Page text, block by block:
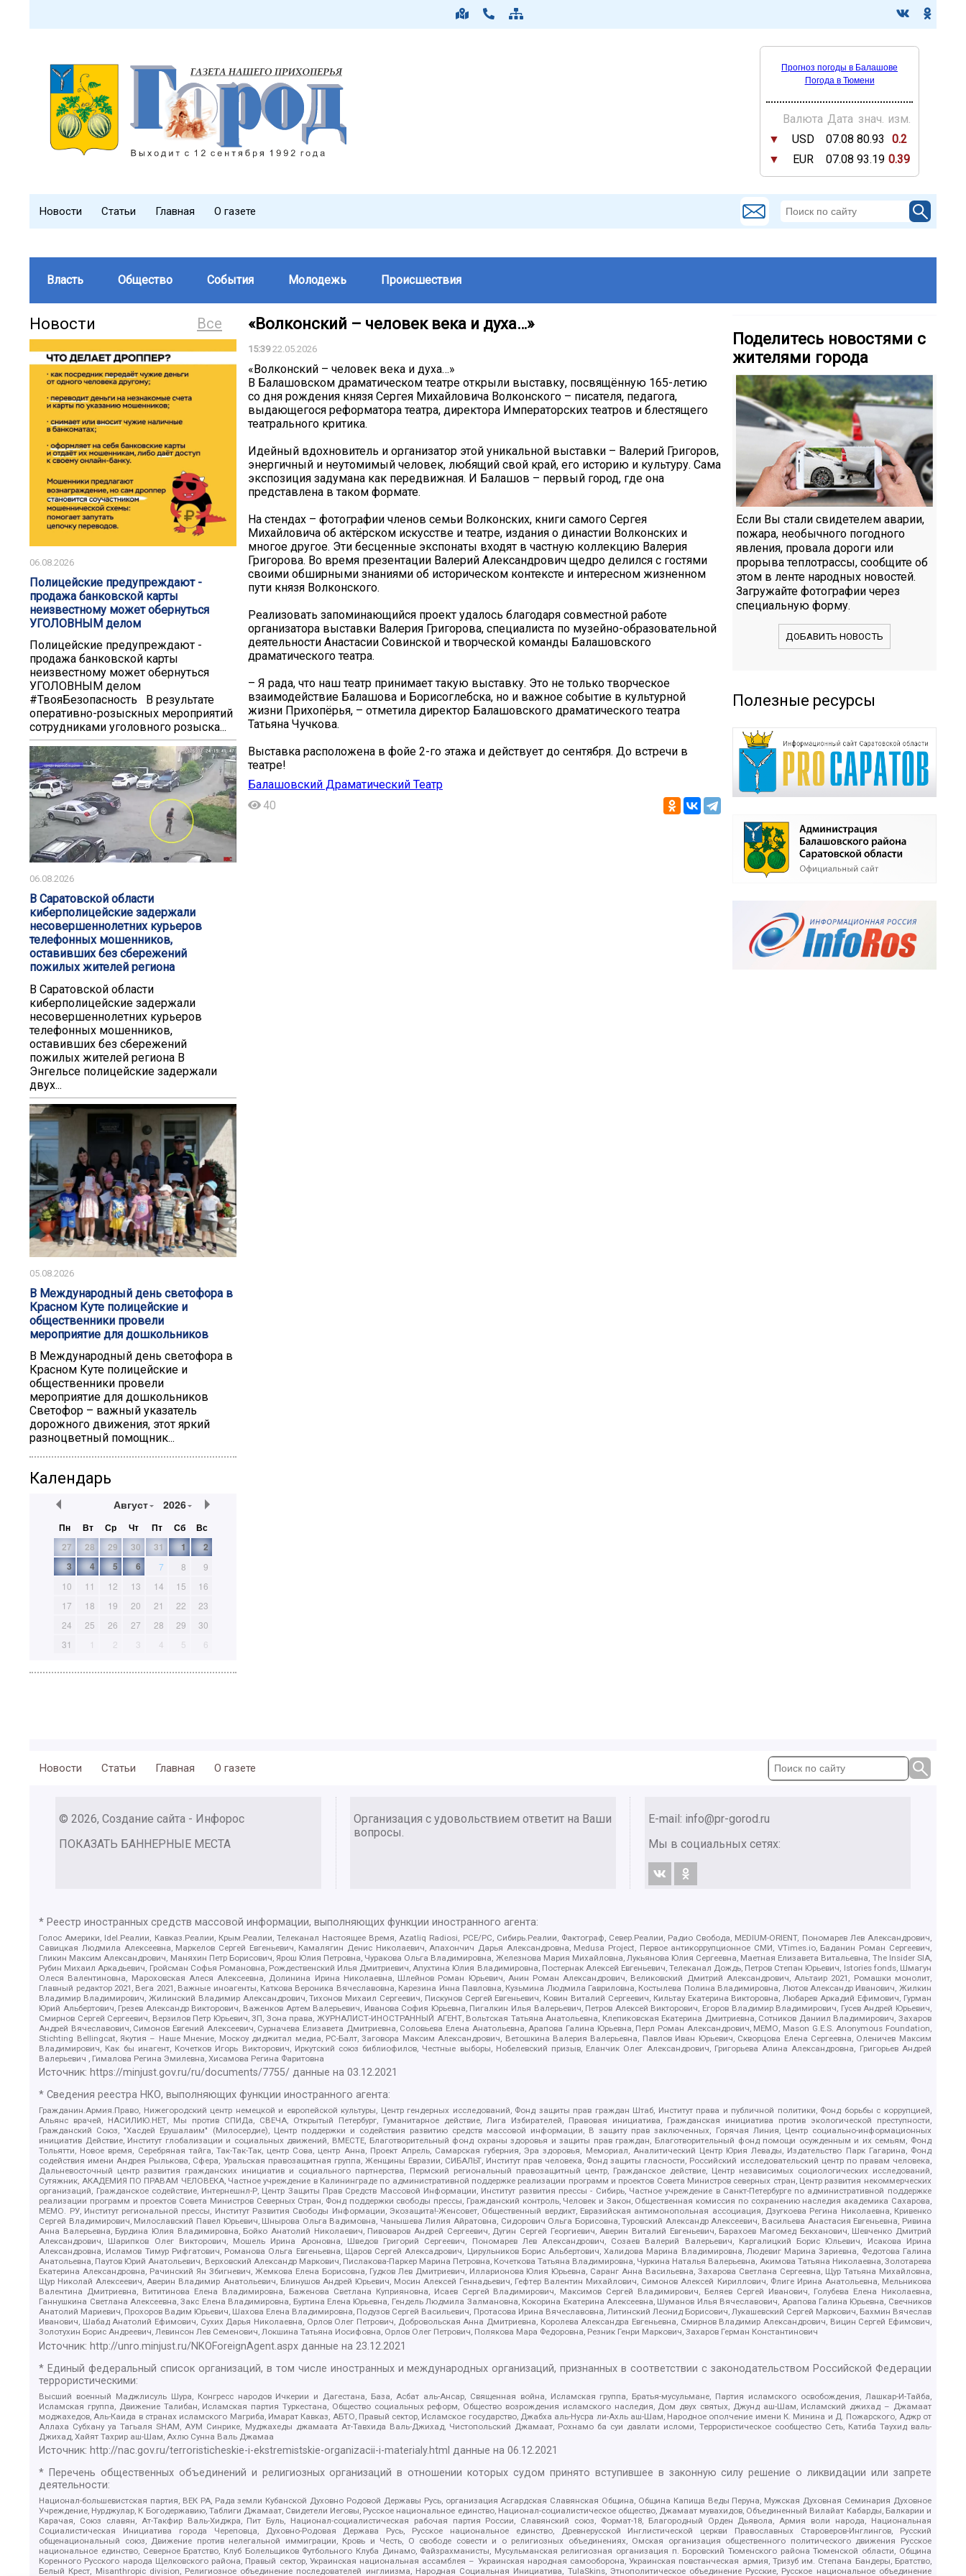
Прогноз погоды в Балашове
Погода в Тюмени
Валюта Дата знач. изм.
▼
USD 07.08 80.93
0.2
▼
EUR 07.08 93.19 0.39
Новости Статьи Главная О газете
Власть Общество События Молодежь Происшествия
Все
Новости
06.08.2026
️️Полицейские предупреждают -
продажа банковской карты
неизвестному может обернуться
УГОЛОВНЫМ делом️
️️Полицейские предупреждают -
продажа банковской карты
неизвестному может обернуться
УГОЛОВНЫМ делом️
#ТвояБезопасность В результате
оперативно-розыскных мероприятий
сотрудниками уголовного розыска...
06.08.2026
В Саратовской области
киберполицейские задержали
несовершеннолетних курьеров
телефонных мошенников,
оставивших без сбережений
пожилых жителей региона
В Саратовской области
киберполицейские задержали
несовершеннолетних курьеров
телефонных мошенников,
оставивших без сбережений
пожилых жителей региона В
Энгельсе полицейские задержали
двух...
05.08.2026
В Международный день светофора в
Красном Куте полицейские и
общественники провели
мероприятие для дошкольников
В Международный день светофора в
Красном Куте полицейские и
общественники провели
мероприятие для дошкольников
Светофор – важный указатель
дорожного движения, этот яркий
разноцветный помощник...
Календарь
Август 2026
Пн Вт Ср Чт Пт Сб
Вс
27
28 29 30 31 1
2
3
4 5 6 7 8
9
10
11 12 13 14 15
16
17
18 19 20 21 22
23
24
25 26 27 28 29
30
31
1 2 3 4 5 6
«Волконский – человек века и духа…»
15:3922.05.2026
«Волконский – человек века и духа…»
В Балашовском драматическом театре открыли выставку, посвящённую 165-летию
со дня рождения князя Сергея Михайловича Волконского – писателя, педагога,
выдающегося реформатора театра, директора Императорских театров и блестящего
театрального критика.
Идейный вдохновитель и организатор этой уникальной выставки – Валерий Григоров,
энергичный и неутомимый человек, любящий свой край, его историю и культуру. Сама
экспозиция задумана как передвижная. И Балашов – первый город, где она
представлена в таком формате.
На стендах – фотографии членов семьи Волконских, книги самого Сергея
Михайловича об актёрском искусстве и театре, издания о династии Волконских и
многое другое. Эти бесценные экспонаты входят в частную коллекцию Валерия
Григорова. Во время презентации Валерий Александрович щедро делился с гостями
своими обширными знаниями об историческом контексте и интересном жизненном
пути князя Волконского.
Реализовать запоминающийся проект удалось благодаря совместной работе
организатора выставки Валерия Григорова, специалиста по музейно-образовательной
деятельности Анастасии Совинской и творческой команды Балашовского
драматического театра.
– Я рада, что наш театр принимает такую выставку. Это не только творческое
взаимодействие Балашова и Борисоглебска, но и важное событие в культурной
жизни Прихопёрья, – отметила директор Балашовского драматического театра
Татьяна Чучкова.
Выставка расположена в фойе 2-го этажа и действует до сентября. До встречи в
театре!
Балашовский Драматический Театр
40
Поделитесь новостями с
жителями города
Если Вы стали свидетелем аварии,
пожара, необычного погодного
явления, провала дороги или
прорыва теплотрассы, сообщите об
этом в ленте народных новостей.
Загружайте фотографии через
специальную форму.
ДОБАВИТЬ НОВОСТЬ
Полезные ресурсы
Новости Статьи Главная О газете
© 2026, Создание сайта - Инфорос
ПОКАЗАТЬ БАННЕРНЫЕ МЕСТА
Организация с удовольствием ответит на Ваши
вопросы.
E-mail: info@pr-gorod.ru
Мы в социальных сетях:
* Реестр иностранных средств массовой информации, выполняющих функции иностранного агента:
Голос Америки, Idel.Реалии, Кавказ.Реалии, Крым.Реалии, Телеканал Настоящее Время, Azatliq Radiosi, PCE/PC, Сибирь.Реалии, Фактограф, Север.Реалии, Радио Свобода, MEDIUM-ORIENT, Пономарев Лев Александрович,
Савицкая Людмила Алексеевна, Маркелов Сергей Евгеньевич, Камалягин Денис Николаевич, Апахончич Дарья Александровна, Medusa Project, Первое антикоррупционное СМИ, VTimes.io, Баданин Роман Сергеевич,
Гликин Максим Александрович, Маняхин Петр Борисович, Ярош Юлия Петровна, Чуракова Ольга Владимировна, Железнова Мария Михайловна, Лукьянова Юлия Сергеевна, Маетная Елизавета Витальевна, The Insider SIA,
Рубин Михаил Аркадьевич, Гройсман Софья Романовна, Рождественский Илья Дмитриевич, Апухтина Юлия Владимировна, Постернак Алексей Евгеньевич, Телеканал Дождь, Петров Степан Юрьевич, Istories fonds, Шмагун
Олеся Валентиновна, Мароховская Алеся Алексеевна, Долинина Ирина Николаевна, Шлейнов Роман Юрьевич, Анин Роман Александрович, Великовский Дмитрий Александрович, Альтаир 2021, Ромашки монолит,
Главный редактор 2021, Вега 2021, Важные иноагенты, Каткова Вероника Вячеславовна, Карезина Инна Павловна, Кузьмина Людмила Гавриловна, Костылева Полина Владимировна, Лютов Александр Иванович, Жилкин
Владимир Владимирович, Жилинский Владимир Александрович, Тихонов Михаил Сергеевич, Пискунов Сергей Евгеньевич, Ковин Виталий Сергеевич, Кильтау Екатерина Викторовна, Любарев Аркадий Ефимович, Гурман
Юрий Альбертович, Грезев Александр Викторович, Важенков Артем Валерьевич, Иванова София Юрьевна, Пигалкин Илья Валерьевич, Петров Алексей Викторович, Егоров Владимир Владимирович, Гусев Андрей Юрьевич,
Смирнов Сергей Сергеевич, Верзилов Петр Юрьевич, ЗП, Зона права, ЖУРНАЛИСТ-ИНОСТРАННЫЙ АГЕНТ, Вольтская Татьяна Анатольевна, Клепиковская Екатерина Дмитриевна, Сотников Даниил Владимирович, Захаров
Андрей Вячеславович, Симонов Евгений Алексеевич, Сурначева Елизавета Дмитриевна, Соловьева Елена Анатольевна, Арапова Галина Юрьевна, Перл Роман Александрович, МЕМО, Mason G.E.S. Anonymous Foundation,
Stichting Bellingcat, Якутия – Наше Мнение, Москоу диджитал медиа, РС-Балт, Заговора Максим Александрович, Ветошкина Валерия Валерьевна, Павлов Иван Юрьевич, Скворцова Елена Сергеевна, Оленичев Максим
Владимирович, Как бы инагент, Кочетков Игорь Викторович, Иркутский союз библиофилов, Честные выборы, Нобелевский призыв, Еланчик Олег Александрович, Григорьева Алина Александровна, Григорьев Андрей
Валерьевич , Гималова Регина Эмилевна, Хисамова Регина Фаритовна
Источник: https://minjust.gov.ru/ru/documents/7755/ данные на03.12.2021
* Сведения реестра НКО, выполняющих функции иностранного агента:
Гражданин.Армия.Право, Нижегородский центр немецкой и европейской культуры, Центр гендерных исследований, Фонд защиты прав граждан Штаб, Институт права и публичной политики, Фонд борьбы с коррупцией,
Альянс врачей, НАСИЛИЮ.НЕТ, Мы против СПИДа, СВЕЧА, Открытый Петербург, Гуманитарное действие, Лига Избирателей, Правовая инициатива, Гражданская инициатива против экологической преступности,
Гражданский Союз, "Хасдей Ерушалаим" (Милосердие), Центр поддержки и содействия развитию средств массовой информации, В защиту прав заключенных, Горячая Линия, Центр социально-информационных
инициатив Действие, Институт глобализации и социальных движений, ВМЕСТЕ, Благотворительный фонд охраны здоровья и защиты прав граждан, Благотворительный фонд помощи осужденным и их семьям, Фонд
Тольятти, Новое время, Серебряная тайга, Так-Так-Так, центр Сова, центр Анна, Проект Апрель, Самарская губерния, Эра здоровья, Мемориал, Аналитический Центр Юрия Левады, Издательство Парк Гагарина, Фонд
содействия имени Андрея Рылькова, Сфера, Уральская правозащитная группа, Женщины Евразии, СИБАЛЬТ, Институт прав человека, Фонд защиты гласности, Российский исследовательский центр по правам человека,
Дальневосточный центр развития гражданских инициатив и социального партнерства, Пермский региональный правозащитный центр, Гражданское действие, Центр независимых социологических исследований,
Сутяжник, АКАДЕМИЯ ПО ПРАВАМ ЧЕЛОВЕКА, Частное учреждение в Калининграде по административной поддержке реализации программ и проектов Совета Министров северных стран, Центр развития некоммерческих
организаций, Гражданское содействие, Интернешнл-Р, Центр Защиты Прав Средств Массовой Информации, Институт развития прессы - Сибирь, Частное учреждение в Санкт-Петербурге по административной поддержке
реализации программ и проектов Совета Министров Северных Стран, Фонд поддержки свободы прессы, Гражданский контроль, Человек и Закон, Общественная комиссия по сохранению наследия академика Сахарова,
МЕМО. РУ, Институт региональной прессы, Институт Развития Свободы Информации, Экозащита!-Женсовет, Общественный вердикт, Евразийская антимонопольная ассоциация, Дзугкоева Регина Николаевна, Кривенко
Сергей Владимирович, Милославский Павел Юрьевич, Шнырова Ольга Вадимовна, Чанышева Лилия Айратовна, Сидорович Ольга Борисовна, Туровский Александр Алексеевич, Васильева Анастасия Евгеньевна, Ривина
Анна Валерьевна, Бурдина Юлия Владимировна, Бойко Анатолий Николаевич, Пивоваров Андрей Сергеевич, Дугин Сергей Георгиевич, Аверин Виталий Евгеньевич, Барахоев Магомед Бекханович, Шевченко Дмитрий
Александрович, Шарипков Олег Викторович, Мошель Ирина Ароновна, Шведов Григорий Сергеевич, Пономарев Лев Александрович, Созаев Валерий Валерьевич, Каргалицкий Борис Юльевич, Исакова Ирина
Александровна, Исламов Тимур Рифгатович, Романова Ольга Евгеньевна, Щаров Сергей Алексадрович, Цирульников Борис Альбертович, Халидова Марина Владимировна, Людевиг Марина Зариевна, Федотова Галина
Анатольевна, Паутов Юрий Анатольевич, Верховский Александр Маркович, Пислакова-Паркер Марина Петровна, Кочеткова Татьяна Владимировна, Чуркина Наталья Валерьевна, Акимова Татьяна Николаевна, Золотарева
Екатерина Александровна, Рачинский Ян Збигневич, Жемкова Елена Борисовна, Гудков Лев Дмитриевич, Илларионова Юлия Юрьевна, Саранг Анна Васильевна, Захарова Светлана Сергеевна, Щур Татьяна Михайловна,
Щур Николай Алексеевич, Аверин Владимир Анатольевич, Блинушов Андрей Юрьевич, Мосин Алексей Геннадьевич, Гефтер Валентин Михайлович, Симонов Алексей Кириллович, Флиге Ирина Анатольевна, Мельникова
Валентина Дмитриевна, Вититинова Елена Владимировна, Баженова Светлана Куприяновна, Исаев Сергей Владимирович, Максимов Сергей Владимирович, Беляев Сергей Иванович, Голубева Елена Николаевна,
Ганнушкина Светлана Алексеевна, Закс Елена Владимировна, Буртина Елена Юрьевна, Гендель Людмила Залмановна, Кокорина Екатерина Алексеевна, Шуманов Илья Вячеславович, Арапова Галина Юрьевна, Свечников
Анатолий Мариевич, Прохоров Вадим Юрьевич, Шахова Елена Владимировна, Подузов Сергей Васильевич, Протасова Ирина Вячеславовна, Литинский Леонид Борисович, Лукашевский Сергей Маркович, Бахмин Вячеслав
Иванович, Шабад Анатолий Ефимович, Сухих Дарья Николаевна, Орлов Олег Петрович, Добровольская Анна Дмитриевна, Королева Александра Евгеньевна, Смирнов Владимир Александрович, Вицин Сергей Ефимович,
Золотухин Борис Андреевич, Левинсон Лев Семенович, Локшина Татьяна Иосифовна, Орлов Олег Петрович, Полякова Мара Федоровна, Резник Генри Маркович, Захаров Герман Константинович
Источник: http://unro.minjust.ru/NKOForeignAgent.aspx данные на23.12.2021
* Единый федеральный список организаций, в том числе иностранных и международных организаций, признанных в соответствии с законодательством Российской Федерации
террористическими:
Высший военный Маджлисуль Шура, Конгресс народов Ичкерии и Дагестана, База, Асбат аль-Ансар, Священная война, Исламская группа, Братья-мусульмане, Партия исламского освобождения, Лашкар-И-Тайба,
Исламская группа, Движение Талибан, Исламская партия Туркестана, Общество социальных реформ, Общество возрождения исламского наследия, Дом двух святых, Джунд аш-Шам, Исламский джихад – Джамаат
моджахедов, Аль-Каида в странах исламского Магриба, Имарат Кавказ, АБТО, Правый сектор, Исламское государство, Джабха аль-Нусра ли-Ахль аш-Шам, Народное ополчение имени К. Минина и Д. Пожарского, Аджр от
Аллаха Субхану уа Тагьаля SHAM, АУМ Синрике, Муджахеды джамаата Ат-Тавхида Валь-Джихад, Чистопольский Джамаат, Рохнамо ба суи давлати исломи, Террористическое сообщество Сеть, Катиба Таухид валь-
Джихад, Хайят Тахрир аш-Шам, Ахлю Сунна Валь Джамаа
Источник: http://nac.gov.ru/terroristicheskie-i-ekstremistskie-organizacii-i-materialy.html данные на06.12.2021
* Перечень общественных объединений и религиозных организаций в отношении которых судом принято вступившее в законную силу решение о ликвидации или запрете
деятельности:
Национал-большевистская партия, ВЕК РА, Рада земли Кубанской Духовно Родовой Державы Русь, организация Асгардская Славянская Община, Община Капища Веды Перуна, Мужская Духовная Семинария Духовное
Учреждение, Нурджулар, К Богодержавию, Таблиги Джамаат, Свидетели Иеговы, Русское национальное единство, Национал-социалистическое общество, Джамаат мувахидов, Объединенный Вилайат Кабарды, Балкарии и
Карачая, Союз славян, Ат-Такфир Валь-Хиджра, Пит Буль, Национал-социалистическая рабочая партия России, Славянский союз, Формат-18, Благородный Орден Дьявола, Армия воли народа, Национальная
Социалистическая Инициатива города Череповца, Духовно-Родовая Держава Русь, Русское национальное единство, Древнерусской Инглистической церкви Православных Староверов-Инглингов, Русский
общенациональный союз, Движение против нелегальной иммиграции, Кровь и Честь, О свободе совести и о религиозных объединениях, Омская организация общественного политического движения Русское
национальное единство, Северное Братство, Клуб Болельщиков Футбольного Клуба Динамо, Файзрахманисты, Мусульманская религиозная организация п. Боровский Тюменского района Тюменской области, Община
Коренного Русского народа Щелковского района, Правый сектор, Украинская национальная ассамблея – Украинская народная самооборона, Украинская повстанческая армия, Тризуб им. Степана Бандеры, Братство,
Белый Крест, Misanthropic division, Религиозное объединение последователей инглиизма, Народная Социальная Инициатива, TulaSkins, Этнополитическое объединение Русские, Русское национальное объединение